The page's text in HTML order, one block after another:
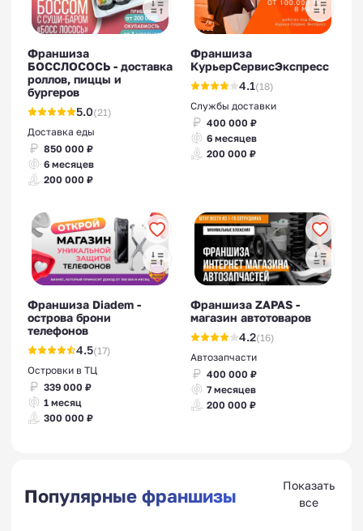
Франшиза
БОССЛОСОСЬ - доставка
роллов, пиццы и
бургеров
5.0(21)
Доставка еды
850 000 ₽
6 месяцев
200 000 ₽
Франшиза
КурьерСервисЭкспресс
4.1(18)
Службы доставки
400 000 ₽
6 месяцев
200 000 ₽
Франшиза Diadem -
острова брони
телефонов
4.5(17)
Островки в ТЦ
339 000 ₽
1 месяц
300 000 ₽
Франшиза ZAPAS -
магазин автотоваров
4.2(16)
Автозапчасти
400 000 ₽
7 месяцев
200 000 ₽
Популярные франшизы
Показать
все